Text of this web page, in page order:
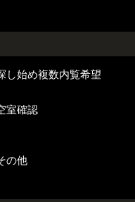
し始め複数内覧希望
室確認
の他